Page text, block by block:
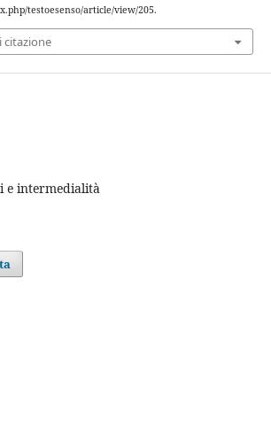
testoesenso/article/view/205.
citazione
e intermedialità